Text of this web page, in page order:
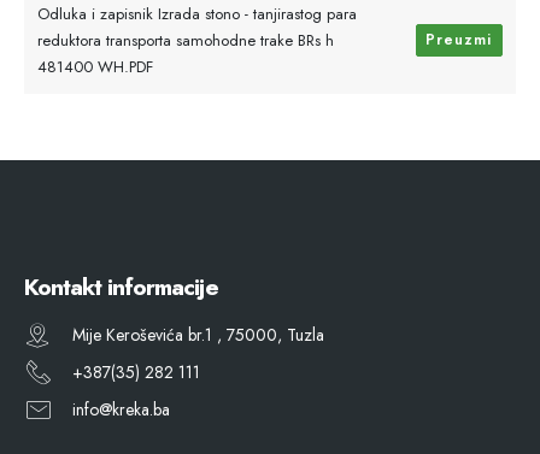
Odluka i zapisnik Izrada stono - tanjirastog para
reduktora transporta samohodne trake BRs h
481400 WH.PDF
Preuzmi
Kontakt informacije
Mije Keroševića br.1 , 75000, Tuzla
+387(35) 282 111
info@kreka.ba